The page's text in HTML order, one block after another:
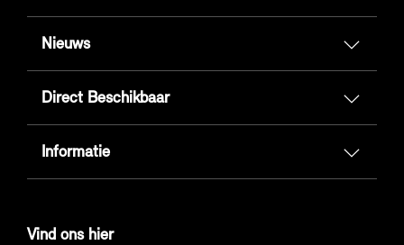
Nieuws
Direct Beschikbaar
Informatie
Vind ons hier